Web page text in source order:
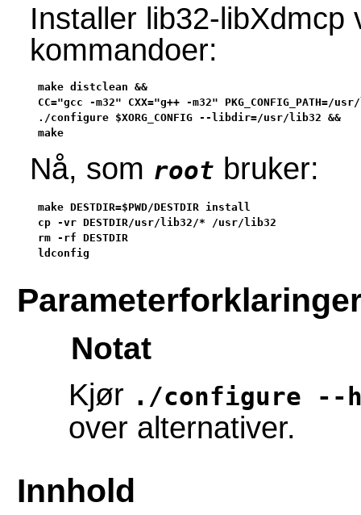
Installer lib32-
kommandoer:
make distclean &&
CC="gcc -m32" CXX="g++ -m32"
./configure $XORG_CONFIG --libdir=/usr/lib32 &&
make
Nå, som root bruker:
make DESTDIR=$PWD/DESTDIR install
cp -vr DESTDIR/usr/lib32/* /usr/lib32
rm -rf DESTDIR
ldconfig
Notat
Kjør ./configure --
over alternativer.
Innhold